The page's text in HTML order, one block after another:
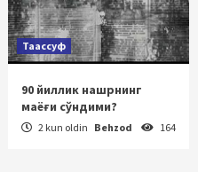
Таассуф
90 йиллик нашрнинг
маёғи сўндими?
2 kun oldin Behzod 164